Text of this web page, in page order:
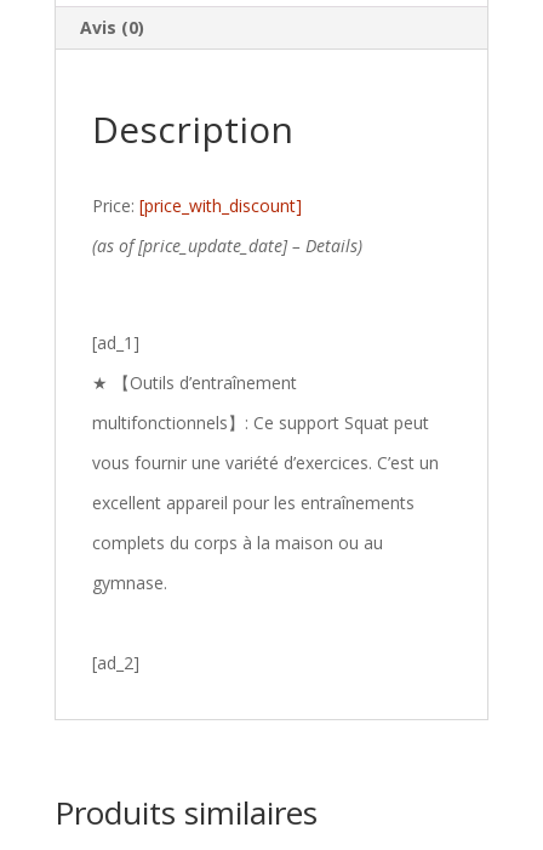
Avis (0)
Description
Price: [price_with_discount]
(as of [price_update_date] – Details)
[ad_1]
★ 【Outils d’entraînement
multifonctionnels】: Ce support Squat peut
vous fournir une variété d’exercices. C’est un
excellent appareil pour les entraînements
complets du corps à la maison ou au
gymnase.
[ad_2]
Produits similaires